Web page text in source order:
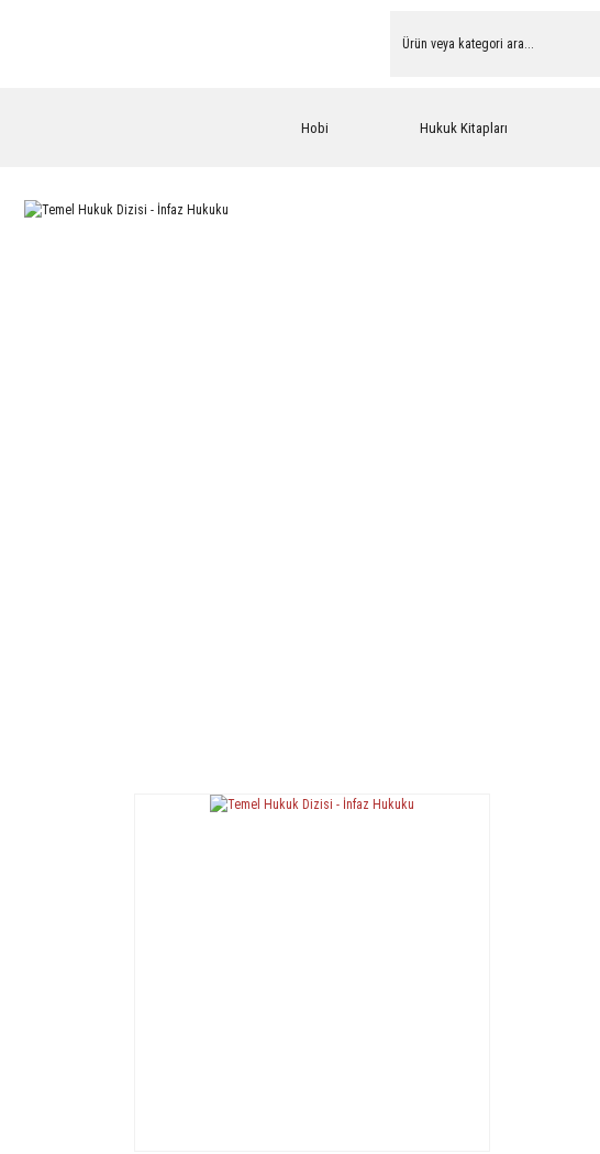
Hobi Hukuk Kitapları